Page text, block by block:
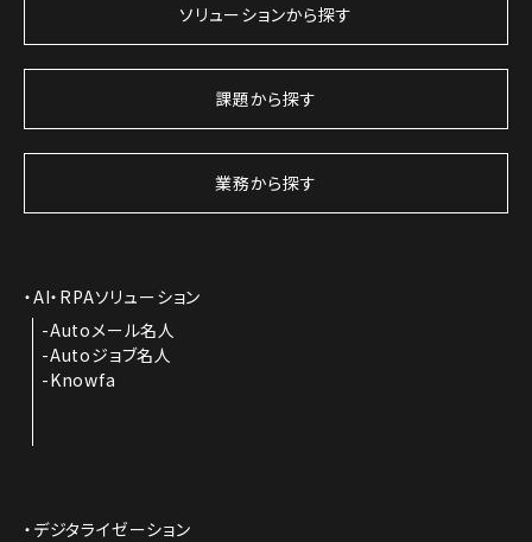
ソリューションから探す
課題から探す
業務から探す
AI・RPAソリューション
Autoメール名人
Autoジョブ名人
Knowfa
デジタライゼーション